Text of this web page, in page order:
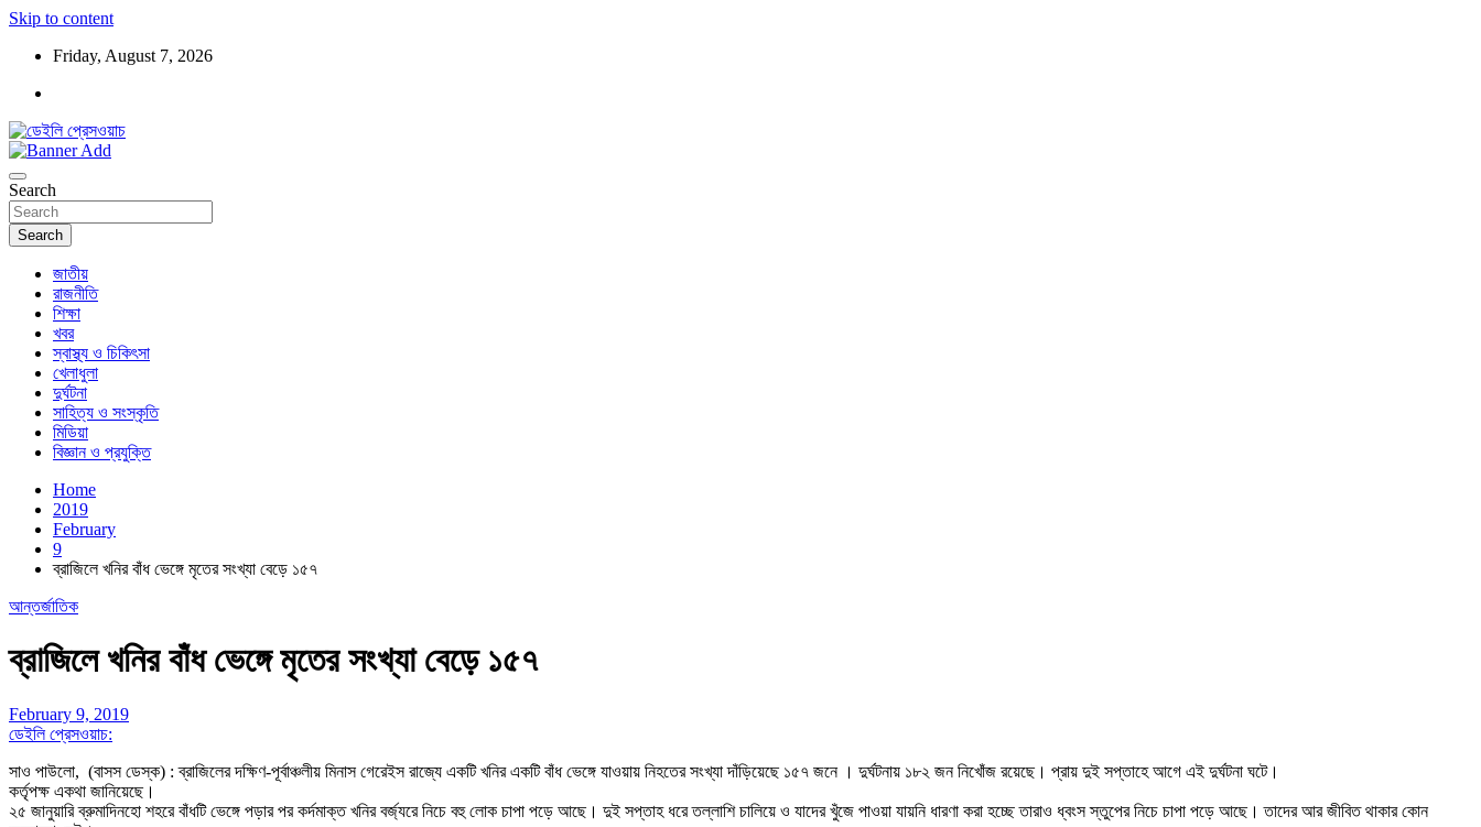
Skip to content
Friday, August 7, 2026
ডেইলি প্রেসওয়াচ
Search
Search
জাতীয়
রাজনীতি
শিক্ষা
খবর
স্বাস্থ্য ও চিকিৎসা
খেলাধুলা
দুর্ঘটনা
সাহিত্য ও সংস্কৃতি
মিডিয়া
বিজ্ঞান ও প্রযুক্তি
Home
2019
February
9
ব্রাজিলে খনির বাঁধ ভেঙ্গে মৃতের সংখ্যা বেড়ে ১৫৭
আন্তর্জাতিক
ব্রাজিলে খনির বাঁধ ভেঙ্গে মৃতের সংখ্যা বেড়ে ১৫৭
February 9, 2019
ডেইলি প্রেসওয়াচ:
সাও পাউলো, (বাসস ডেস্ক) : ব্রাজিলের দক্ষিণ-পূর্বাঞ্চলীয় মিনাস গেরেইস রাজ্যে একটি খনির একটি বাঁধ ভেঙ্গে যাওয়ায় নিহতের সংখ্যা দাঁড়িয়েছে ১৫৭ জনে । দুর্ঘটনায় ১৮২ জন নিখোঁজ রয়েছে। প্রায় দুই সপ্তাহে আগে এই দুর্ঘটনা ঘটে।
কর্তৃপক্ষ একথা জানিয়েছে।
২৫ জানুয়ারি ব্রুমাদিনহো শহরে বাঁধটি ভেঙ্গে পড়ার পর কর্দমাক্ত খনির বর্জ্যরে নিচে বহু লোক চাপা পড়ে আছে। দুই সপ্তাহ ধরে তল্লাশি চালিয়ে ও যাদের খুঁজে পাওয়া যায়নি ধারণা করা হচ্ছে তারাও ধ্বংস স্তুপের নিচে চাপা পড়ে আছে। তাদের আর জীবিত থাকার কোন